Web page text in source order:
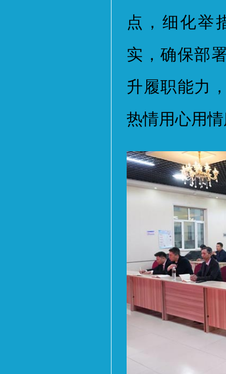
点，细化举
实，确保部
升履职能力
热情用心用